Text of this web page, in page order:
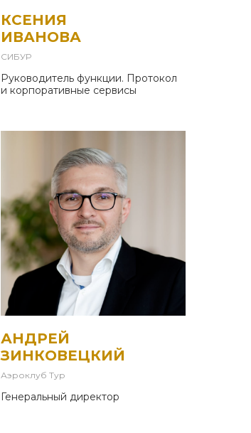
КСЕНИЯ
ИВАНОВА
СИБУР
Руководитель функции. Протокол
и корпоративные сервисы
АНДРЕЙ
ЗИНКОВЕЦКИЙ
Аэроклуб Тур
Генеральный директор